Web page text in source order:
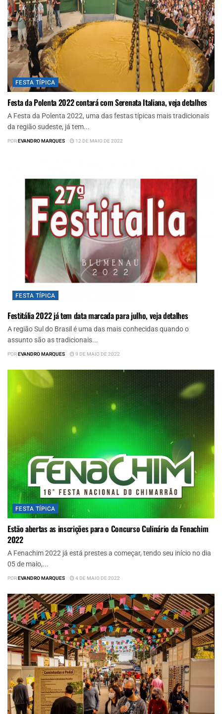
FESTA TÍPICA
Festa da Polenta 2022 contará com Serenata Italiana, veja detalhes
A Festa da Polenta 2022, uma das festas típicas mais tradicionais
da região sudeste, já tem...
POREVANDRO MARQUES 12 DE MAIO DE 2022
FESTA TÍPICA
Festitália 2022 já tem data marcada para julho, veja detalhes
A região Sul do Brasil é uma das mais conhecidas quando o
assunto são as tradicionais...
POREVANDRO MARQUES 9 DE MAIO DE 2022
FESTA TÍPICA
Estão abertas as inscrições para o Concurso Culinário da Fenachim
2022
A Fenachim 2022 já está prestes a começar, tendo seu início no dia
05 de maio,...
POREVANDRO MARQUES 4 DE MAIO DE 2022